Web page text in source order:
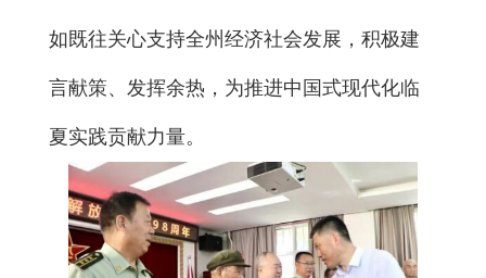
如既往关心支持全州经济社会发展，积极建
言献策、发挥余热，为推进中国式现代化临
夏实践贡献力量。